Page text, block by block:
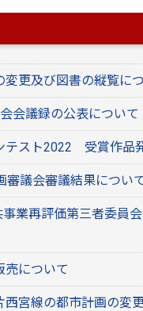
する意見募集結果につ
更及び図書の縦覧に
会議録の公表について
テスト2022 受賞作品
審議会審議結果につい
業再評価第三者委員
売について
西宮線の都市計画の変